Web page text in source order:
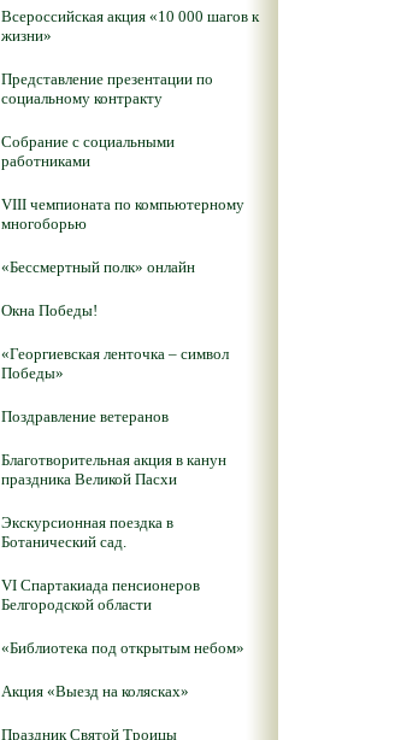
Всероссийская акция «10 000 шагов к
жизни»
Представление презентации по
социальному контракту
Собрание с социальными
работниками
VIII чемпионата по компьютерному
многоборью
«Бессмертный полк» онлайн
Окна Победы!
«Георгиевская ленточка – символ
Победы»
Поздравление ветеранов
Благотворительная акция в канун
праздника Великой Пасхи
Экскурсионная поездка в
Ботанический сад.
VI Спартакиада пенсионеров
Белгородской области
«Библиотека под открытым небом»
Акция «Выезд на колясках»
Праздник Святой Троицы